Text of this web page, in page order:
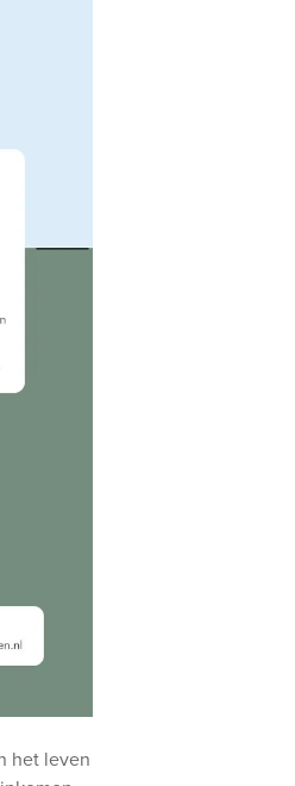
het leven